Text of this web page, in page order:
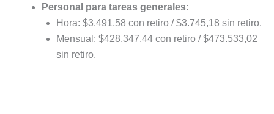
Personal para tareas generales:
Hora: $3.491,58 con retiro / $3.745,18 sin retiro.
Mensual: $428.347,44 con retiro / $473.533,02
sin retiro.